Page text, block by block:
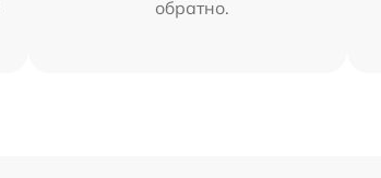
обратно.